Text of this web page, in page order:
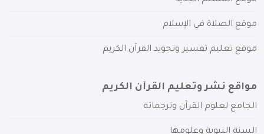
موقع الصلاة في الإسلام
موقع تعليم تفسير وتجويد القرآن الكريم
مواقع نشر وتعليم القرآن الكريم
الجامع لعلوم القرآن وترجماته
السنة النبوية وعلومها